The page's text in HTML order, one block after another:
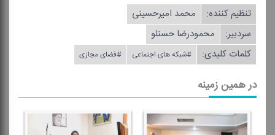
تنظیم كننده:
محمد امیرحسینی
سردبیر:
محمودرضا حسنلو
کلمات کلیدی:
#شبكه های اجتماعی #فضای مجازی
در همین زمینه